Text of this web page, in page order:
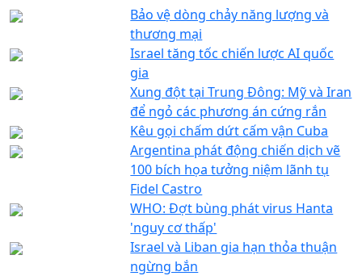
Bảo vệ dòng chảy năng lượng và
thương mại
Israel tăng tốc chiến lược AI quốc
gia
Xung đột tại Trung Đông: Mỹ và Iran
để ngỏ các phương án cứng rắn
Kêu gọi chấm dứt cấm vận Cuba
Argentina phát động chiến dịch vẽ
100 bích họa tưởng niệm lãnh tụ
Fidel Castro
WHO: Đợt bùng phát virus Hanta
'nguy cơ thấp'
Israel và Liban gia hạn thỏa thuận
ngừng bắn